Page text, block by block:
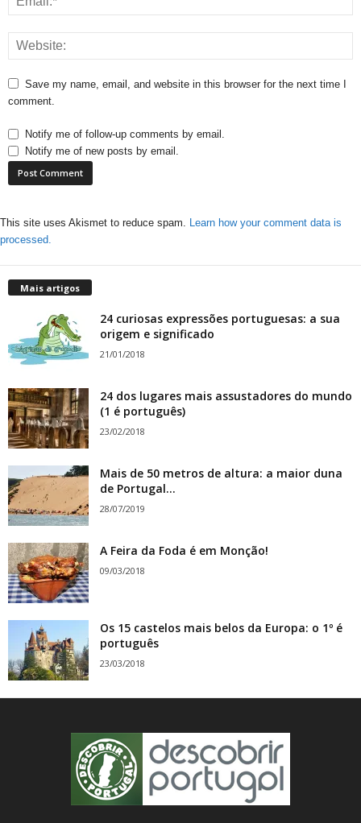
Save my name, email, and website in this browser for the next time I
comment.
Notify me of follow-up comments by email.
Notify me of new posts by email.
This site uses Akismet to reduce spam. Learn how your comment data is
processed.
Mais artigos
24 curiosas expressões portuguesas: a sua
origem e significado
21/01/2018
24 dos lugares mais assustadores do mundo
(1 é português)
23/02/2018
Mais de 50 metros de altura: a maior duna
de Portugal...
28/07/2019
A Feira da Foda é em Monção!
09/03/2018
Os 15 castelos mais belos da Europa: o 1º é
português
23/03/2018